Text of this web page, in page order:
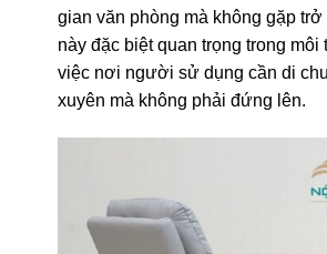
gian văn phòng mà không gặp
này đặc biệt quan trọng trong
việc nơi người sử dụng cần di
xuyên mà không phải đứng lên.